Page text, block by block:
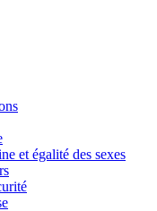
et égalité des sexes